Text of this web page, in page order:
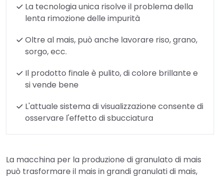
La tecnologia unica risolve il problema della
lenta rimozione delle impurità
Oltre al mais, può anche lavorare riso, grano,
sorgo, ecc.
Il prodotto finale è pulito, di colore brillante e
si vende bene
L'attuale sistema di visualizzazione consente di
osservare l'effetto di sbucciatura
La macchina per la produzione di granulato di mais
può trasformare il mais in grandi granulati di mais,